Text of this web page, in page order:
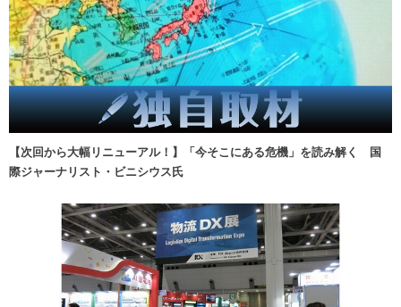
【次回から大幅リニューアル！】「今そこにある危機」を読み解く 国
際ジャーナリスト・ビニシウス氏